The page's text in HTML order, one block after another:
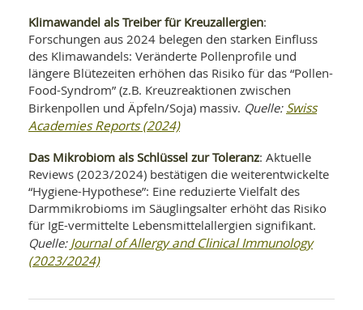
Klimawandel als Treiber für Kreuzallergien:
Forschungen aus 2024 belegen den starken Einfluss
des Klimawandels: Veränderte Pollenprofile und
längere Blütezeiten erhöhen das Risiko für das “Pollen-
Food-Syndrom” (z.B. Kreuzreaktionen zwischen
Birkenpollen und Äpfeln/Soja) massiv. Quelle: Swiss
Academies Reports (2024)
Das Mikrobiom als Schlüssel zur Toleranz: Aktuelle
Reviews (2023/2024) bestätigen die weiterentwickelte
“Hygiene-Hypothese”: Eine reduzierte Vielfalt des
Darmmikrobioms im Säuglingsalter erhöht das Risiko
für IgE-vermittelte Lebensmittelallergien signifikant.
Quelle: Journal of Allergy and Clinical Immunology
(2023/2024)